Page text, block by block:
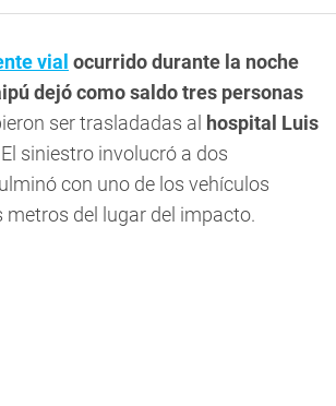
vial ocurrido durante la noche
dejó como saldo tres personas
ser trasladadas al hospital Luis
El siniestro involucró a dos
con uno de los vehículos
metros del lugar del impacto.